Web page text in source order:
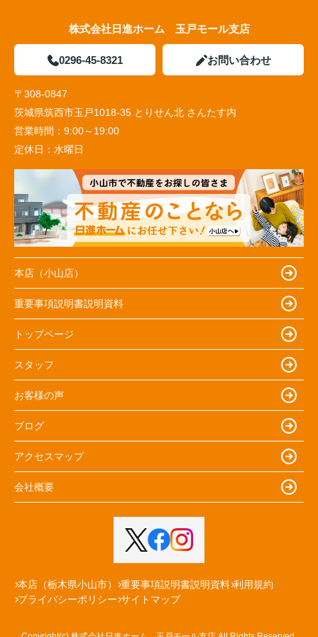
株式会社日進ホーム 玉戸モール支店
0296-45-8321 お問い合わせ
〒308-0847
茨城県筑西市玉戸1018-35 とりせん北 さんたす内
営業時間： 9:00～19:00
定休日： 水曜日
本店（小山店）
重要事項説明書説明資料
トップページ
スタッフ
お客様の声
ブログ
アクセスマップ
会社概要
本店（栃木県小山市） 重要事項説明書説明資料 利用規約
プライバシーポリシー サイトマップ